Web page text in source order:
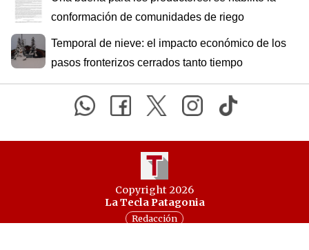
conformación de comunidades de riego
Temporal de nieve: el impacto económico de los
pasos fronterizos cerrados tanto tiempo
Copyright 2026
La Tecla Patagonia
Redacción